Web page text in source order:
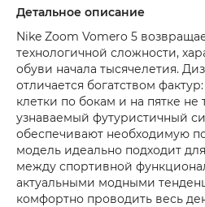
Детальное описание
Nike Zoom Vomero 5
технологичной сложности,
обуви начала тысячелетия.
отличается богатством
клетки по бокам и на пятке не
узнаваемый футуристичный
обеспечивают необходимую
модель идеально подходит
между спортивной
актуальными модными
комфортно проводить весь